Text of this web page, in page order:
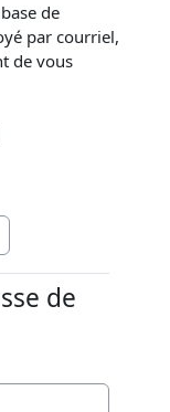
de
par courriel,
de vous
de courriel
de